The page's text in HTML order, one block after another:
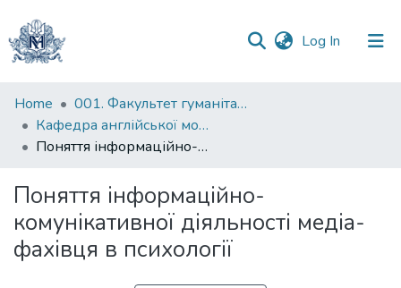
Log In (current)
Communities
&
Collections
Statistics
Home
001. Факультет гуманітарних наук
Кафедра англійської мови
Поняття інформаційно-комунікативної діяльності медіа-фахівця в психології
Поняття інформаційно-
комунікативної діяльності медіа-
фахівця в психології